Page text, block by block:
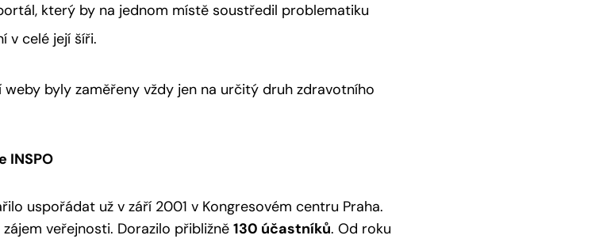
který by na jednom místě soustředil problematiku
v celé její šíři.
byly zaměřeny vždy jen na určitý druh zdravotního
INSPO
uspořádat už v září 2001 v Kongresovém centru Praha.
veřejnosti. Dorazilo přibližně 130 účastníků. Od roku